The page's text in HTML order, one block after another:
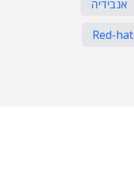
אנבידיה
Red-hat